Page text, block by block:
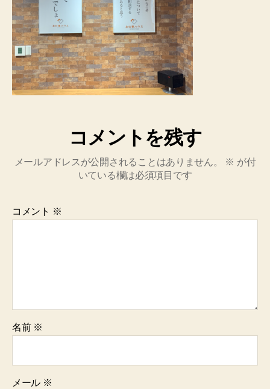
コメントを残す
メールアドレスが公開されることはありません。 ※ が付
いている欄は必須項目です
コメント ※
名前 ※
メール ※